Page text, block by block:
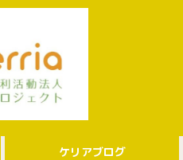
ケリアブログ